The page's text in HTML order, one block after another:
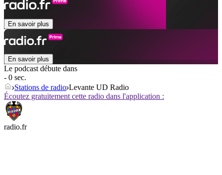
En savoir plus
En savoir plus
Le podcast débute dans
- 0 sec.
Stations de radio Levante UD Radio
Écoutez gratuitement cette radio dans l'application :
radio.fr